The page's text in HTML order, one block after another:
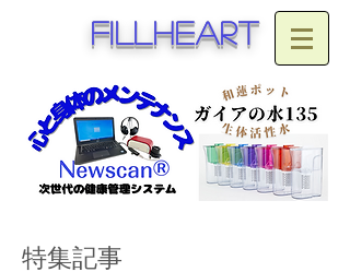
fillheart
特集記事